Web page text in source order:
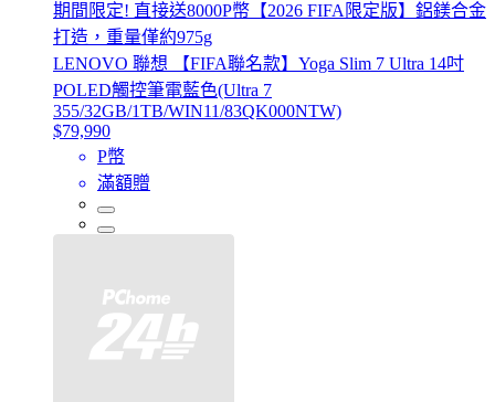
期間限定! 直接送8000P幣【2026 FIFA限定版】鋁鎂合金
打造，重量僅約975g
LENOVO 聯想 【FIFA聯名款】Yoga Slim 7 Ultra 14吋
POLED觸控筆電藍色(Ultra 7
355/32GB/1TB/WIN11/83QK000NTW)
$79,990
P幣
滿額贈